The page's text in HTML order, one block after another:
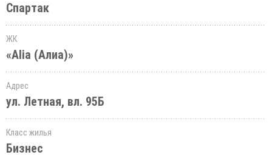
Спартак
ЖК
«Alia (Алиа)»
Адрес
ул. Летная, вл. 95Б
Класс жилья
Бизнес